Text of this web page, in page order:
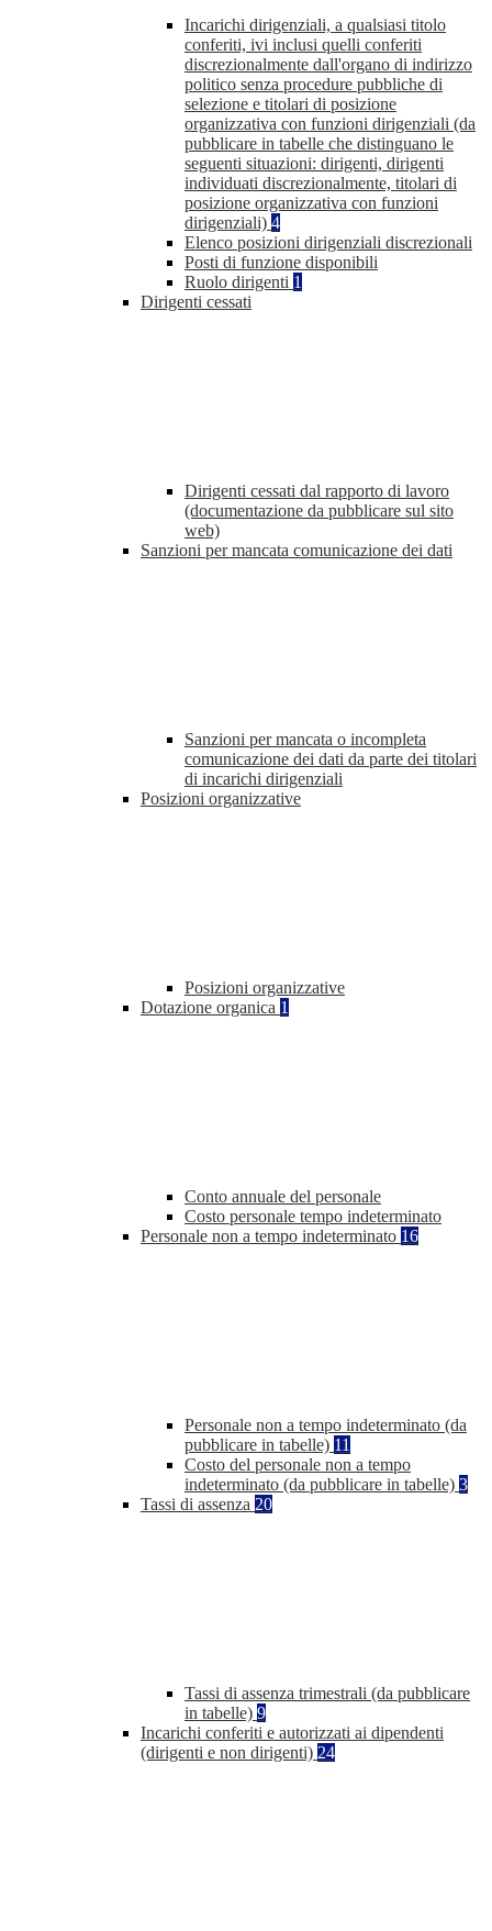
Incarichi dirigenziali, a qualsiasi titolo
conferiti, ivi inclusi quelli conferiti
discrezionalmente dall'organo di indirizzo
politico senza procedure pubbliche di
selezione e titolari di posizione
organizzativa con funzioni dirigenziali (da
pubblicare in tabelle che distinguano le
seguenti situazioni: dirigenti, dirigenti
individuati discrezionalmente, titolari di
posizione organizzativa con funzioni
dirigenziali) 4
Elenco posizioni dirigenziali discrezionali
Posti di funzione disponibili
Ruolo dirigenti 1
Dirigenti cessati
Dirigenti cessati dal rapporto di lavoro
(documentazione da pubblicare sul sito
web)
Sanzioni per mancata comunicazione dei dati
Sanzioni per mancata o incompleta
comunicazione dei dati da parte dei titolari
di incarichi dirigenziali
Posizioni organizzative
Posizioni organizzative
Dotazione organica 1
Conto annuale del personale
Costo personale tempo indeterminato
Personale non a tempo indeterminato 16
Personale non a tempo indeterminato (da
pubblicare in tabelle) 11
Costo del personale non a tempo
indeterminato (da pubblicare in tabelle) 3
Tassi di assenza 20
Tassi di assenza trimestrali (da pubblicare
in tabelle) 9
Incarichi conferiti e autorizzati ai dipendenti
(dirigenti e non dirigenti) 24